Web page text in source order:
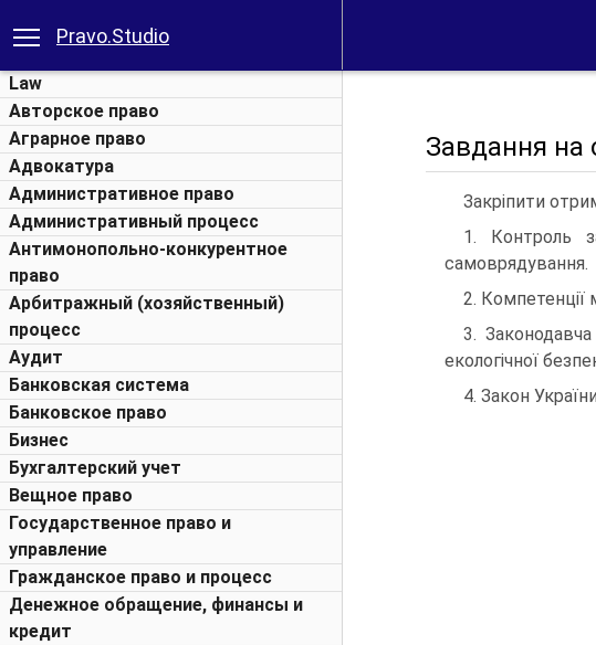
Pravo.Studio
Law
Авторское право
Аграрное право
Адвокатура
Административное право
Административный процесс
Антимонопольно-конкурентное
право
Арбитражный (хозяйственный)
процесс
Аудит
Банковская система
Банковское право
Бизнес
Бухгалтерский учет
Вещное право
Государственное право и
управление
Гражданское право и процесс
Денежное обращение, финансы и
кредит
Завдання на
Закріпити
1. Контроль
самоврядування.
2. Компетенції
3.
екологічної
4. Закон